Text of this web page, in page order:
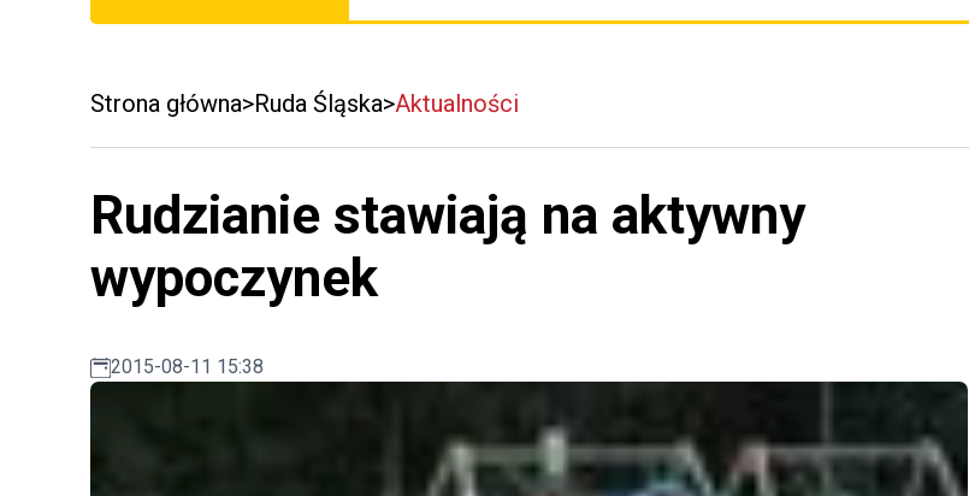
Strona główna Ruda Śląska Aktualności
Rudzianie stawiają na aktywny
wypoczynek
2015-08-11 15:38